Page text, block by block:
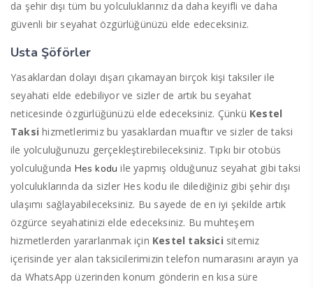
da şehir dışı tüm bu yolculuklarınız da daha keyifli ve daha
güvenli bir seyahat özgürlüğünüzü elde edeceksiniz.
Usta Şöförler
Yasaklardan dolayı dışarı çıkamayan birçok kişi taksiler ile
seyahati elde edebiliyor ve sizler de artık bu seyahat
neticesinde özgürlüğünüzü elde edeceksiniz. Çünkü Kestel
Taksi hizmetlerimiz bu yasaklardan muaftır ve sizler de taksi
ile yolculuğunuzu gerçekleştirebileceksiniz. Tıpkı bir otobüs
yolculuğunda Hes kodu ile yapmış olduğunuz seyahat gibi taksi
yolculuklarında da sizler Hes kodu ile dilediğiniz gibi şehir dışı
ulaşımı sağlayabileceksiniz. Bu sayede de en iyi şekilde artık
özgürce seyahatinizi elde edeceksiniz. Bu muhteşem
hizmetlerden yararlanmak için Kestel taksici sitemiz
içerisinde yer alan taksicilerimizin telefon numarasını arayın ya
da WhatsApp üzerinden konum gönderin en kısa süre